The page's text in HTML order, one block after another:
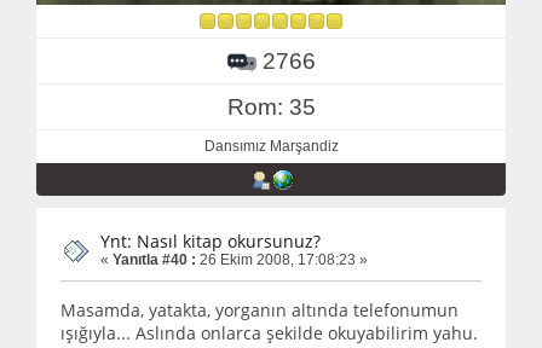
2766
Rom: 35
Dansımız Marşandiz
Ynt: Nasıl kitap okursunuz?
« Yanıtla #40 : 26 Ekim 2008, 17:08:23 »
Masamda, yatakta, yorganın altında telefonumun
ışığıyla... Aslında onlarca şekilde okuyabilirim yahu.